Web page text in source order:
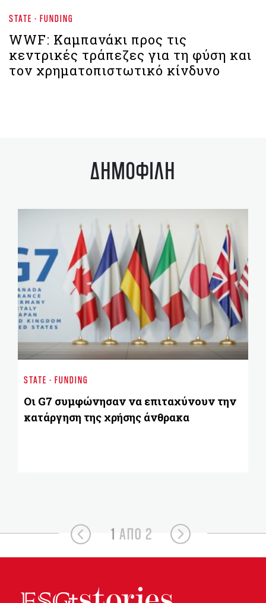
STATE - FUNDING
WWF: Καμπανάκι προς τις
κεντρικές τράπεζες για τη φύση και
τον χρηματοπιστωτικό κίνδυνο
ΔΗΜΟΦΙΛΗ
STATE - FUNDING
Οι G7 συμφώνησαν να επιταχύνουν την
κατάργηση της χρήσης άνθρακα
1 ΑΠΟ 2